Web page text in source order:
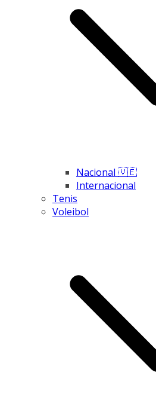
Nacional 🇻🇪
Internacional
Tenis
Voleibol